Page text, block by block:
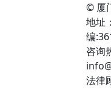
© 厦
地址
编
咨询
法律